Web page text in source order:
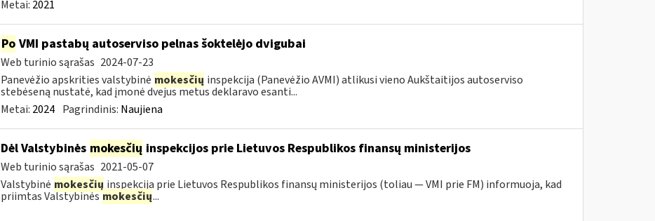
Metai: 2021
Po VMI pastabų autoserviso pelnas šoktelėjo dvigubai
Web turinio sąrašas 2024-07-23
Panevėžio apskrities valstybinė mokesčių inspekcija (Panevėžio AVMI) atlikusi vieno Aukštaitijos autoserviso
stebėseną nustatė, kad įmonė dvejus metus deklaravo esanti...
Metai: 2024 Pagrindinis: Naujiena
Dėl Valstybinės mokesčių inspekcijos prie Lietuvos Respublikos finansų ministerijos
Web turinio sąrašas 2021-05-07
Valstybinė mokesčių inspekcija prie Lietuvos Respublikos finansų ministerijos (toliau — VMI prie FM) informuoja, kad
priimtas Valstybinėsmokesčių...